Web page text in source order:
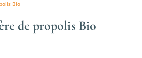
de propolis Bio